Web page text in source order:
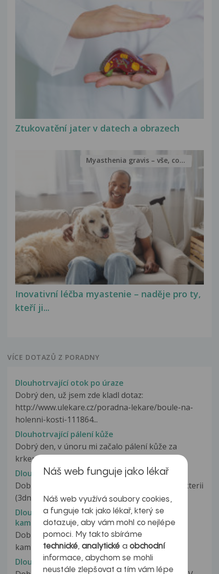
Ztukovatění jater v datech a obrazech
Inovativní léčba myastenie – naděje pro ty,
kteří ji...
Myasthenia gravis – vše, co...
VÍCE DOTAZŮ Z PORADNY
Dlouhotrvající otok po úraze
Dobrý den, už jsem zde kladl dotaz:
http://www.ulekare.cz/poradna-lekare/boule-na-
holenni-kosti-111864...
Dlouhotrvající pálení kůže
Dobrý den, v únoru mi začalo pálení kůže za
krkem, postupovalo do oblasti...
Dlouhotrvající potíže
Dobrý den, před 5 týdny jsem měla kampylobakterii
(3dny v nemocnici... propuštěna...
Dlouhotrvající potíže po prodělané
kampylobakterióze
Dobrý večer, v srpnu 2012 jsem prodělala
kampylobakteriozu, asi 10 dní průjem,...
Dlouhotrvající problem s kolenem
Náš web funguje jako lékař
Náš web využívá soubory cookies,
a funguje tak jako lékař, který se
dotazuje, aby vám mohl co nejlépe
pomoci. My takto sbíráme
technické,analytické a obchodní
informace, abychom se mohli
neustále zlepšovat a tím vám lépe